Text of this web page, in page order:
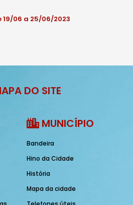
06 a 25/06/2023
DO SITE
MUNICÍPIO
Bandeira
Hino da Cidade
História
Mapa da cidade